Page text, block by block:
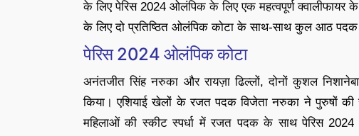
के लिए पेरिस 2024 ओलंपिक के लिए एक महत्वपूर्ण क्वालीफायर
के लिए दो प्रतिष्ठित ओलंपिक कोटा के साथ-साथ कुल आठ पदक
पेरिस 2024 ओलंपिक कोटा
अनंतजीत सिंह नरुका और रायज़ा ढिल्लों, दोनों कुशल
किया। एशियाई खेलों के रजत पदक विजेता नरुका ने पुरुषों की
महिलाओं की स्कीट स्पर्धा में रजत पदक के साथ पेरिस 2024